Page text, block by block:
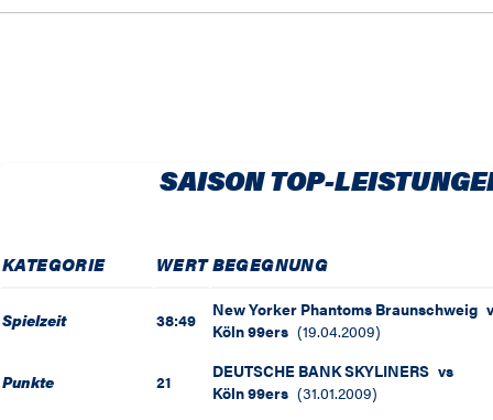
SAISON TOP-
KATEGORIE WERTBEGEGNUNG
Spielzeit 38:49 New Yorker Phantoms Braunschweig
Köln 99ers (19.04.2009)
Punkte 21 DEUTSCHE BANK SKYLINERS vs
Köln 99ers (31.01.2009)